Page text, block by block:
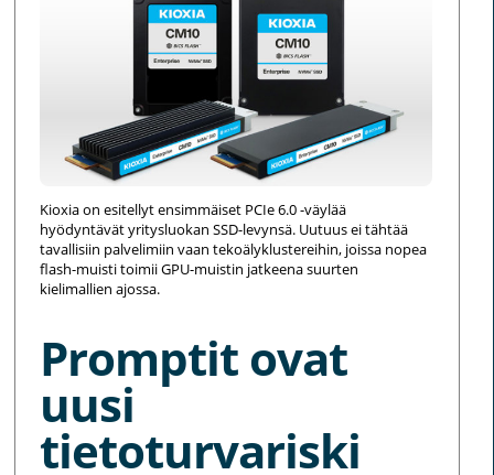
Kioxia on esitellyt ensimmäiset PCIe 6.0 -väylää
hyödyntävät yritysluokan SSD-levynsä. Uutuus ei tähtää
tavallisiin palvelimiin vaan tekoälyklustereihin, joissa nopea
flash-muisti toimii GPU-muistin jatkeena suurten
kielimallien ajossa.
Promptit ovat
uusi
tietoturvariski